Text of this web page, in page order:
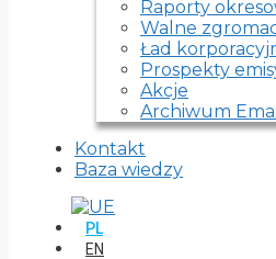
Raporty
Walne
Ład
Prospekty
Akcje
Archiwum
Kontakt
Baza wiedzy
PL
EN